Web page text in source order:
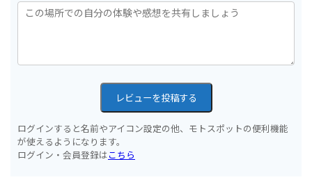
レビューを投稿する
ログインすると名前やアイコン設定の他、モトスポットの便利機能
が使えるようになります。
ログイン・会員登録はこちら